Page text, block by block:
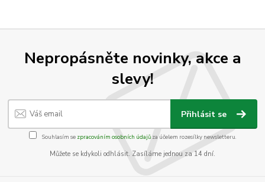
Nepropásněte novinky, akce a
slevy!
Přihlásit se
Souhlasím se zpracováním osobních údajůza účelem rozesílky newsletteru.
Můžete se kdykoli odhlásit. Zasíláme jednou za 14 dní.